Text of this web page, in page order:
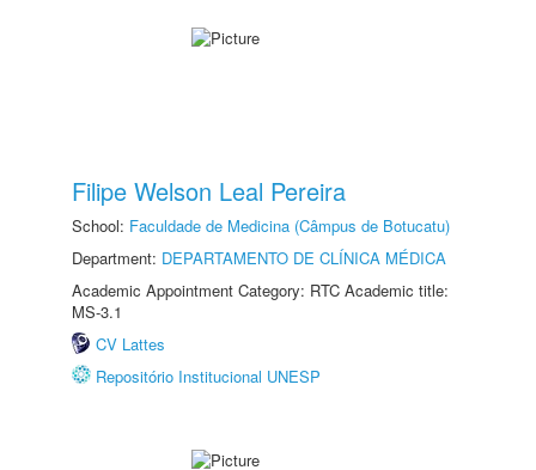
Filipe Welson Leal Pereira
School: Faculdade de Medicina (Câmpus de Botucatu)
Department: DEPARTAMENTO DE CLÍNICA MÉDICA
Academic Appointment Category: RTC Academic title:
MS-3.1
CV Lattes
Repositório Institucional UNESP